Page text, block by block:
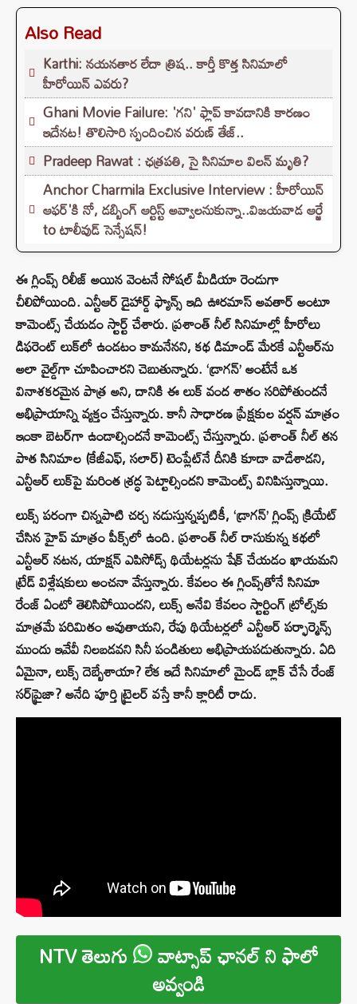
Also Read
Karthi: నయనతార లేదా త్రిష.. కార్తీ కొత్త సినిమాలో
హీరోయిన్ ఎవరు?
Ghani Movie Failure: 'గని' ఫ్లాప్‌ కావడానికి కారణం
ఇదేనట! తొలిసారి స్పందించిన వరుణ్ తేజ్..
Pradeep Rawat : ఛత్రపతి, సై సినిమాల విలన్ మృతి?
Anchor Charmila Exclusive Interview : హీరోయిన్
ఆఫర్'కి నో, డబ్బింగ్ ఆర్టిస్ట్ అవ్వాలనుకున్నా..విజయవాడ ఆర్జే
to టాలీవుడ్ సెన్సేషన్!
ఈ గ్లింప్స్ రిలీజ్ అయిన వెంటనే సోషల్ మీడియా రెండుగా
చీలిపోయింది. ఎన్టీఆర్ డైహార్డ్ ఫ్యాన్స్ ఇది ఊరమాస్ అవతార్ అంటూ
కామెంట్స్ చేయడం స్టార్ట్ చేశారు. ప్రశాంత్ నీల్ సినిమాల్లో హీరోలు
డిఫరెంట్ లుక్‌లో ఉండటం కామనేనని, కథ డిమాండ్ మేరకే ఎన్టీఆర్‌ను
అలా వైల్డ్‌గా చూపించారని చెబుతున్నారు. ‘డ్రాగన్’ అంటేనే ఒక
వినాశకరమైన పాత్ర అని, దానికి ఈ లుక్ వంద శాతం సరిపోతుందనే
అభిప్రాయాన్ని వ్యక్తం చేస్తున్నారు. కానీ సాధారణ ప్రేక్షకుల వర్షన్ మాత్రం
ఇంకా బెటర్‌గా ఉండాల్సిందనే కామెంట్స్ చేస్తున్నారు. ప్రశాంత్ నీల్ తన
పాత సినిమాల (కేజీఎఫ్, సలార్) టెంప్లేట్‌నే దీనికి కూడా వాడేశాడని,
ఎన్టీఆర్ లుక్‌పై మరింత శ్రద్ధ పెట్టాల్సిందని కామెంట్స్ వినిపిస్తున్నాయి.
లుక్స్ పరంగా చిన్నపాటి చర్చ నడుస్తున్నప్పటికీ, ‘డ్రాగన్’ గ్లింప్స్ క్రియేట్
చేసిన హైప్ మాత్రం పీక్స్‌లో ఉంది. ప్రశాంత్ నీల్ రాసుకున్న కథలో
ఎన్టీఆర్ నటన, యాక్షన్ ఎపిసోడ్స్ థియేటర్లను షేక్ చేయడం ఖాయమని
ట్రేడ్ విశ్లేషకులు అంచనా వేస్తున్నారు. కేవలం ఈ గ్లింప్స్‌తోనే సినిమా
రేంజ్ ఏంటో తెలిసిపోయిందని, లుక్స్ అనేవి కేవలం స్టార్టింగ్ ట్రోల్స్‌కు
మాత్రమే పరిమితం అవుతాయని, రేపు థియేటర్లలో ఎన్టీఆర్ పర్ఫార్మెన్స్
ముందు ఇవేవీ నిలబడవని సినీ పండితులు అభిప్రాయపడుతున్నారు. ఏది
ఏమైనా, లుక్స్ దెబ్బేశాయా? లేక ఇదే సినిమాలో మైండ్ బ్లాక్ చేసే రేంజ్
సర్‌ప్రైజా? అనేది పూర్తి ట్రైలర్ వస్తే కానీ క్లారిటీ రాదు.
NTV తెలుగు వాట్సాప్ ఛానల్ ని ఫాలో
అవ్వండి